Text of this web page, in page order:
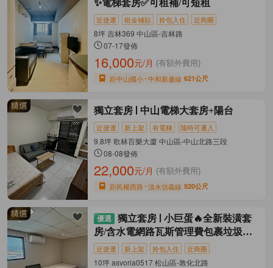
✨電梯套房✅可租補/可短租
近捷運 租金補貼 拎包入住 近商圈
8坪 吉林369 中山區-吉林路
07-17發佈
16,000元/月 (有額外費用)
距中山國小 中和新蘆線 621公尺
獨立套房 中山電梯大套房+陽台
近捷運 新上架 有電梯 隨時可遷入
9.8坪 歌林百樂大廈 中山區-中山北路三段
08-08發佈
22,000元/月 (有額外費用)
距民權西路 淡水信義線 520公尺
獨立套房
小巨蛋🔥全新裝潢套
房/含水電網路瓦斯管理費包裹垃圾代
收
近捷運 新上架 拎包入住 近商圈
10坪 asvoria0517 松山區-敦化北路